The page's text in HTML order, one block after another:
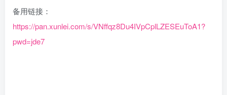
备用链接：
https://pan.xunlei.com/s/VNffqz8Du4IVpCplLZESEuToA1?
pwd=jde7